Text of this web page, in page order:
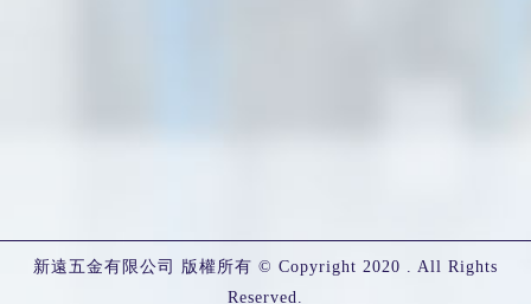
新遠五金有限公司 版權所有 © Copyright 2020 . All Rights
Reserved.